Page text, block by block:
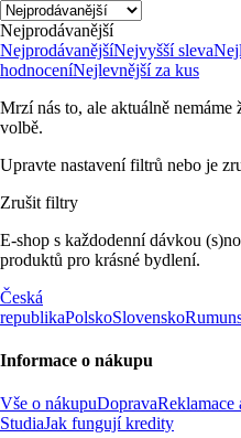
Nejprodávanější
NejprodávanějšíNejvyšší sleva
hodnoceníNejlevnější za kus
Mrzí nás to, ale aktuálně
volbě.
Upravte nastavení filtrů nebo je
Zrušit filtry
E-shop s každodenní dávkou
produktů pro krásné bydlení.
Česká
republikaPolskoSlovensko
Informace o nákupu
Vše o nákupuDopravaReklamace
StudiaJak fungují kredity